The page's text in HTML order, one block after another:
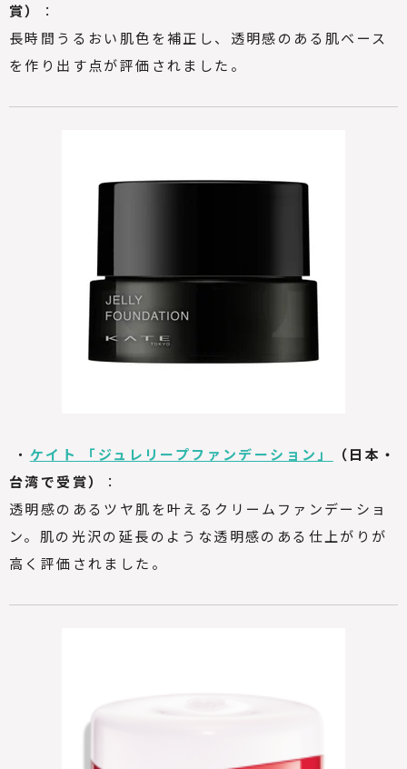
賞）
：
長時間うるおい肌色を補正し、透明感のある肌ベース
を作り出す点が評価されました。
・ ケイト 「ジュレリープファンデーション」
（日本・
台湾で受賞）
：
透明感のあるツヤ肌を叶えるクリームファンデーショ
ン。肌の光沢の延長のような透明感のある仕上がりが
高く評価されました。